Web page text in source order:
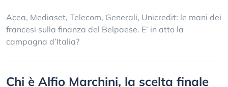
Acea, Mediaset, Telecom, Generali, Unicredit: le mani dei
francesi sulla finanza del Belpaese. E’ in atto la
campagna d’Italia?
Chi è Alfio Marchini, la scelta finale